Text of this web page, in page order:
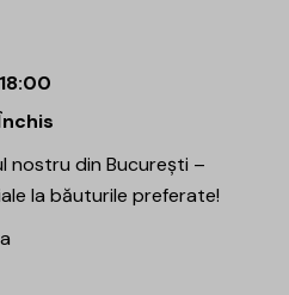
nostru din București –
la băuturile preferate!